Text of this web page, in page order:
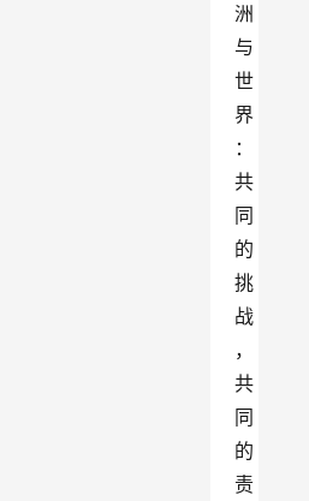
洲
与
世
界
：
共
同
的
挑
战
，
共
同
的
责